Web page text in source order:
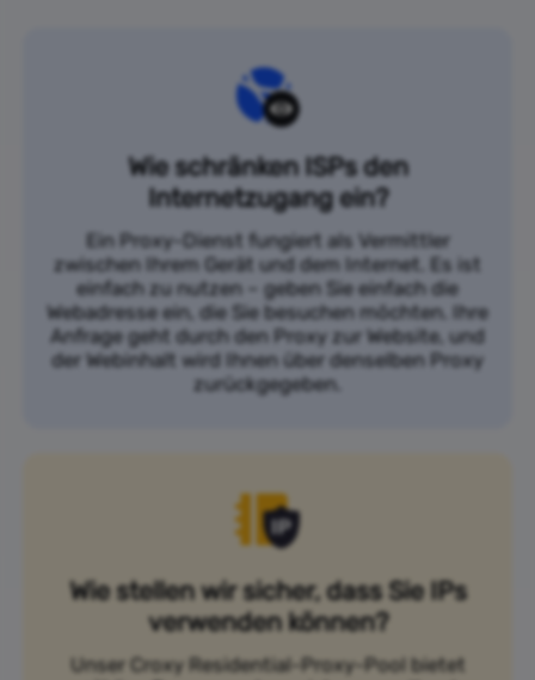
Wie schränken ISPs den
Internetzugang ein?
Ein Proxy-Dienst fungiert als Vermittler
zwischen Ihrem Gerät und dem Internet. Es ist
einfach zu nutzen – geben Sie einfach die
Webadresse ein, die Sie besuchen möchten. Ihre
Anfrage geht durch den Proxy zur Website, und
der Webinhalt wird Ihnen über denselben Proxy
zurückgegeben.
Wie stellen wir sicher, dass Sie IPs
verwenden können?
Unser Croxy Residential-Proxy-Pool bietet